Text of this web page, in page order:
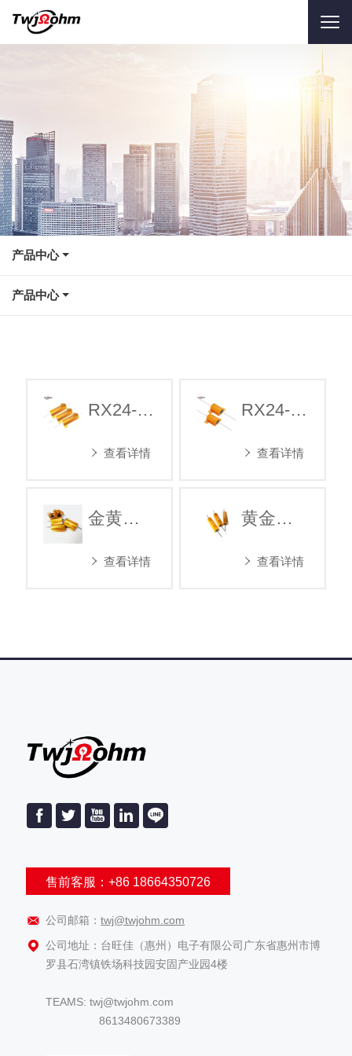
产品中心
产品中心
RX24-50W大功率黄金铝壳电阻分频电阻器元件
查看详情
RX24-25W黄金铝壳电阻分频器电阻
查看详情
金黄色50W铝壳电阻分频器电阻金属电阻 电子元器
查看详情
黄金铝壳电阻欧姆散热负载限流电阻器
查看详情
售前客服：+86 18664350726
公司邮箱：twj@twjohm.com
公司地址：台旺佳（惠州）电子有限公司广东省惠州市博
罗县石湾镇铁场科技园安固产业园4楼
TEAMS: twj@twjohm.com
8613480673389